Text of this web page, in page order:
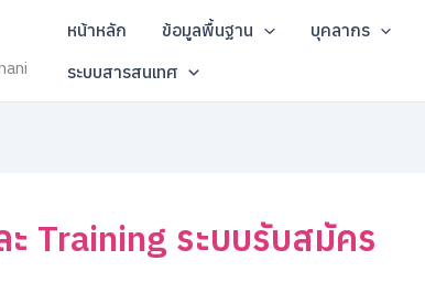
หน้าหลัก ข้อมูลพื้นฐาน บุคลากร
ระบบสารสนเทศ
ะ Training ระบบรับสมัคร